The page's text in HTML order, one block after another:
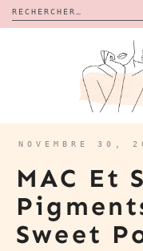
Rechercher :
CALENDRIERS DE
BON PLAN
À PROPOS
CONTACT
NOVEMBRE 30,
MAC Et
Sweet